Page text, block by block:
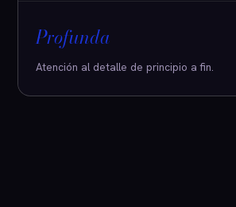
Profunda
Atención al detalle de principio a fin.